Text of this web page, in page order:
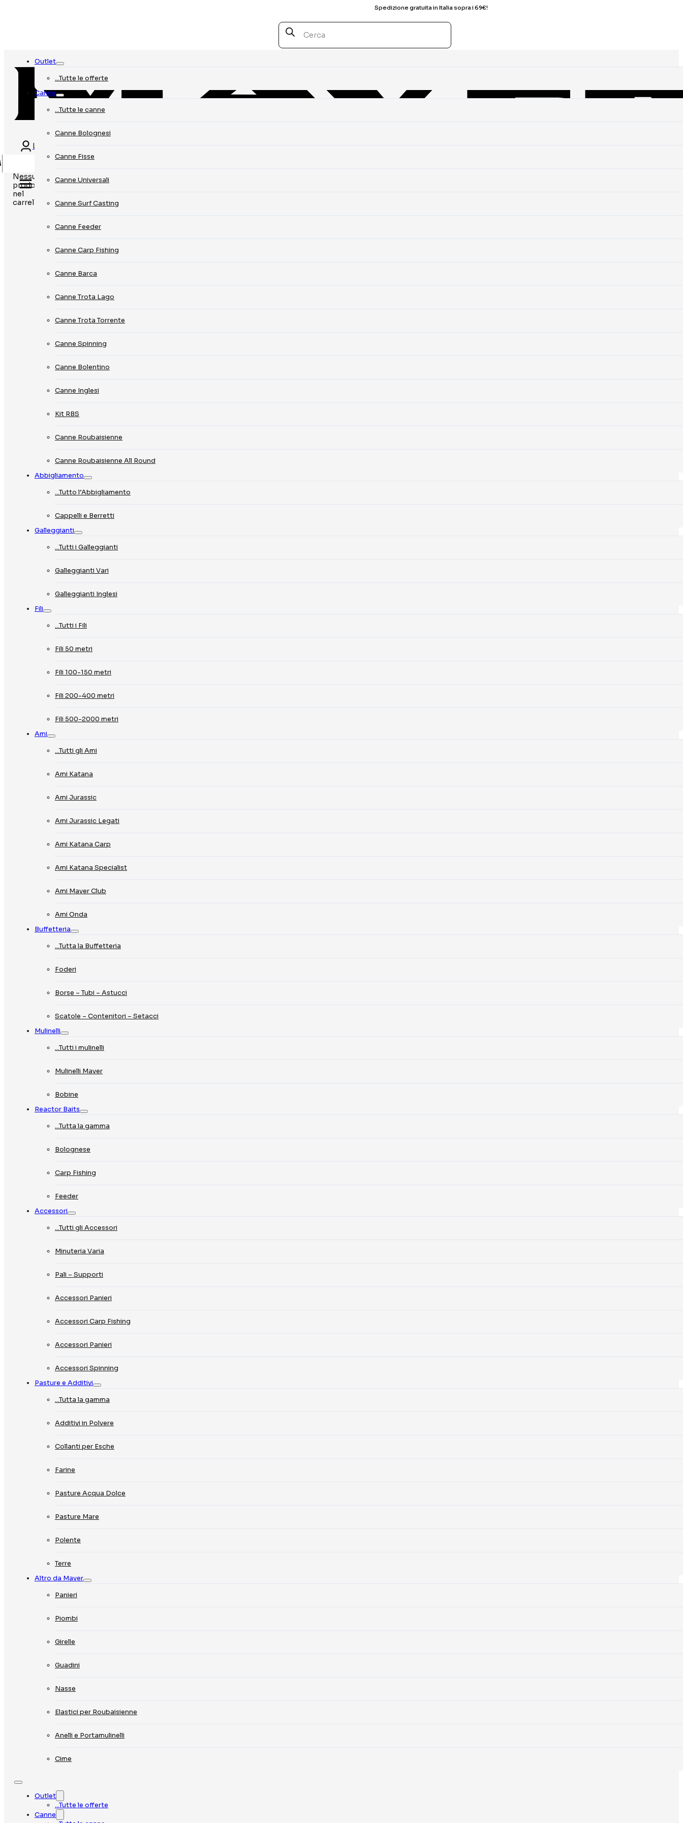
Spedizione gratuita in Italia sopra i 69€!
Products
search
Login
Nessun
prodotto
nel
carrello.
Outlet
…Tutte le offerte
Canne
…Tutte le canne
Canne Bolognesi
Canne Fisse
Canne Universali
Canne Surf Casting
Canne Feeder
Canne Carp Fishing
Canne Barca
Canne Trota Lago
Canne Trota Torrente
Canne Spinning
Canne Bolentino
Canne Inglesi
Kit RBS
Canne Roubaisienne
Canne Roubaisienne All Round
Abbigliamento
…Tutto l’Abbigliamento
Cappelli e Berretti
Galleggianti
…Tutti i Galleggianti
Galleggianti Vari
Galleggianti Inglesi
Fili
…Tutti i Fili
Fili 50 metri
Fili 100-150 metri
Fili 200-400 metri
Fili 500-2000 metri
Ami
…Tutti gli Ami
Ami Katana
Ami Jurassic
Ami Jurassic Legati
Ami Katana Carp
Ami Katana Specialist
Ami Maver Club
Ami Onda
Buffetteria
…Tutta la Buffetteria
Foderi
Borse – Tubi – Astucci
Scatole – Contenitori – Setacci
Mulinelli
…Tutti i mulinelli
Mulinelli Maver
Bobine
Reactor Baits
…Tutta la gamma
Bolognese
Carp Fishing
Feeder
Accessori
…Tutti gli Accessori
Minuteria Varia
Pali – Supporti
Accessori Panieri
Accessori Carp Fishing
Accessori Panieri
Accessori Spinning
Pasture e Additivi
…Tutta la gamma
Additivi in Polvere
Collanti per Esche
Farine
Pasture Acqua Dolce
Pasture Mare
Polente
Terre
Altro da Maver
Panieri
Piombi
Girelle
Guadini
Nasse
Elastici per Roubaisienne
Anelli e Portamulinelli
Cime
Outlet
…Tutte le offerte
Canne